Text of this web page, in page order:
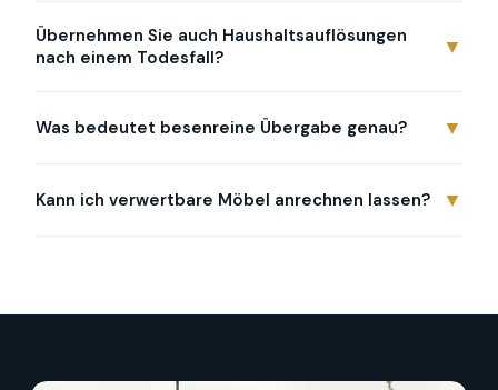
Übernehmen Sie auch Haushaltsauflösungen
nach einem Todesfall?
▼
Was bedeutet besenreine Übergabe genau? ▼
Kann ich verwertbare Möbel anrechnen lassen? ▼